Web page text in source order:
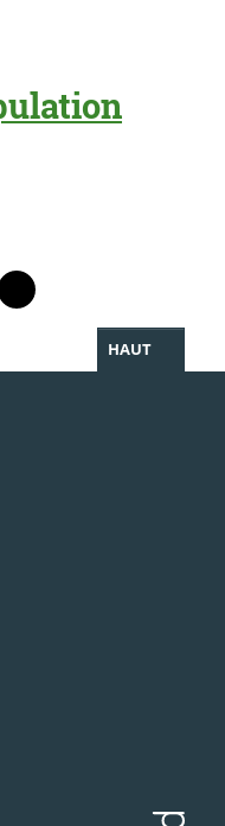
Linkedin
le profil Facebook
vers le profil Twitter
Partager par WhatsApp
HAUT